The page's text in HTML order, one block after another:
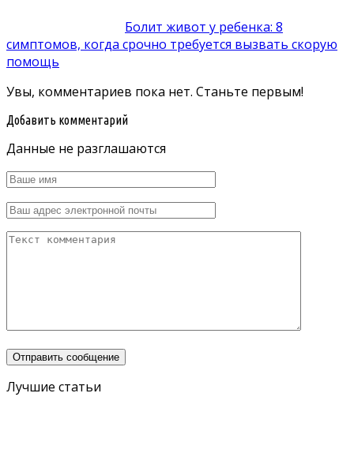
Болит живот у ребенка: 8
симптомов, когда срочно требуется вызвать скорую
помощь
Увы, комментариев пока нет. Станьте первым!
Добавить комментарий
Данные не разглашаются
Лучшие статьи